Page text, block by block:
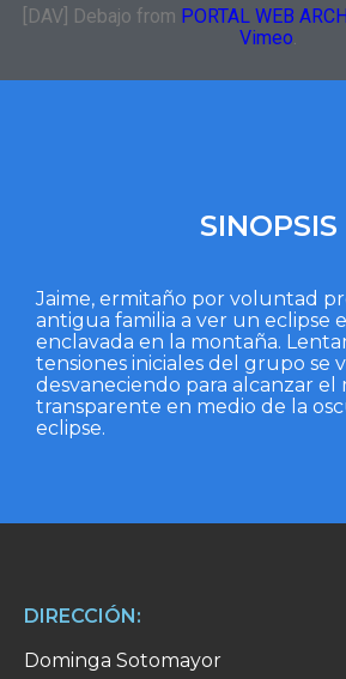
[DAV] Debajo from PORTAL WEB
Vimeo
SINOPSIS
Jaime, ermitaño por voluntad
antigua familia a ver un eclipse
enclavada en la montaña.
tensiones iniciales del grupo se
desvaneciendo para alcanzar el
transparente en medio de la
eclipse.
DIRECCIÓN:
Dominga Sotomayor